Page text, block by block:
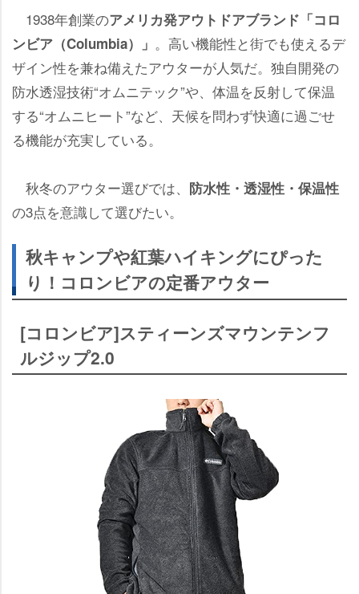
1938年創業のアメリカ発アウトドアブランド「コロ
ンビア（Columbia）」 。高い機能性と街でも使えるデ
ザイン性を兼ね備えたアウターが人気だ。独自開発の
防水透湿技術“オムニテック”や、体温を反射して保温
する“オムニヒート”など、天候を問わず快適に過ごせ
る機能が充実している。
秋冬のアウター選びでは、 防水性・透湿性・保温性
の3点を意識して選びたい。
秋キャンプや紅葉ハイキングにぴった
り！コロンビアの定番アウター
[コロンビア]スティーンズマウンテンフ
ルジップ2.0